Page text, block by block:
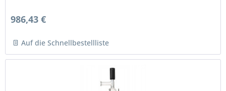
986,43 €
Auf die Schnellbestellliste